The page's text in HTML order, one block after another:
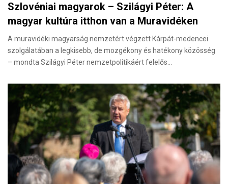
Szlovéniai magyarok – Szilágyi Péter: A
magyar kultúra itthon van a Muravidéken
A muravidéki magyarság nemzetért végzett Kárpát-medencei
szolgálatában a legkisebb, de mozgékony és hatékony közösség
– mondta Szilágyi Péter nemzetpolitikáért felelős…